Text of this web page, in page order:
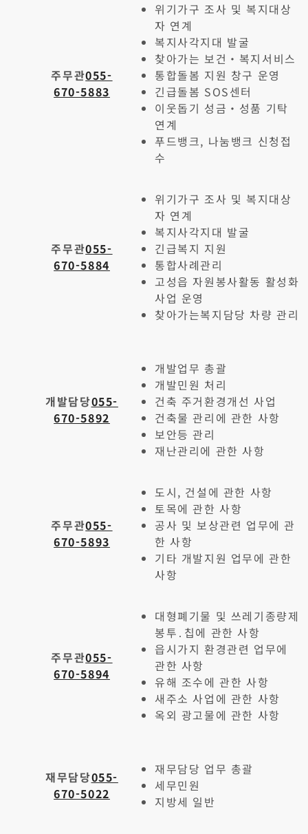
주무관055-
670-5883
위기가구 조사 및 복지대상
자 연계
복지사각지대 발굴
찾아가는 보건・복지서비스
통합돌봄 지원 창구 운영
긴급돌봄 SOS센터
이웃돕기 성금・성품 기탁
연계
푸드뱅크, 나눔뱅크 신청접
수
주무관055-
670-5884
위기가구 조사 및 복지대상
자 연계
복지사각지대 발굴
긴급복지 지원
통합사례관리
고성읍 자원봉사활동 활성화
사업 운영
찾아가는복지담당 차량 관리
개발담당055-
670-5892
개발업무 총괄
개발민원 처리
건축 주거환경개선 사업
건축물 관리에 관한 사항
보안등 관리
재난관리에 관한 사항
주무관055-
670-5893
도시, 건설에 관한 사항
토목에 관한 사항
공사 및 보상관련 업무에 관
한 사항
기타 개발지원 업무에 관한
사항
주무관055-
670-5894
대형폐기물 및 쓰레기종량제
봉투․칩에 관한 사항
읍시가지 환경관련 업무에
관한 사항
유해 조수에 관한 사항
새주소 사업에 관한 사항
옥외 광고물에 관한 사항
재무담당055-
670-5022
재무담당 업무 총괄
세무민원
지방세 일반